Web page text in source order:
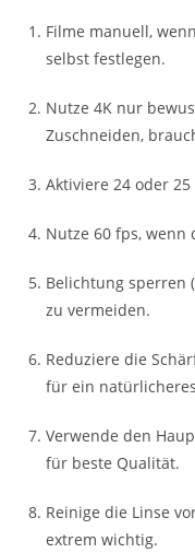
Filme manuell,
selbst festlegen.
Nutze 4K nur
Zuschneiden,
Aktiviere 24 oder
Nutze 60 fps,
Belichtung sperren
zu vermeiden.
Reduziere die
für ein
Verwende den
für beste Qualität.
Reinige die Linse
extrem wichtig.